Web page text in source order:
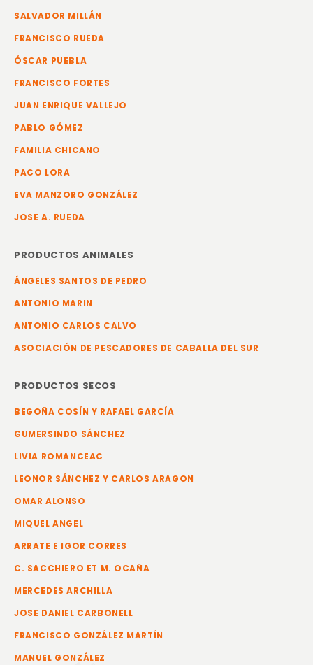
SALVADOR MILLÁN
FRANCISCO RUEDA
ÓSCAR PUEBLA
FRANCISCO FORTES
JUAN ENRIQUE VALLEJO
PABLO GÓMEZ
FAMILIA CHICANO
PACO LORA
EVA MANZORO GONZÁLEZ
JOSE A. RUEDA
PRODUCTOS ANIMALES
ÁNGELES SANTOS DE PEDRO
ANTONIO MARIN
ANTONIO CARLOS CALVO
ASOCIACIÓN DE PESCADORES DE CABALLA DEL SUR
PRODUCTOS SECOS
BEGOÑA COSÍN Y RAFAEL GARCÍA
GUMERSINDO SÁNCHEZ
LIVIA ROMANCEAC
LEONOR SÁNCHEZ Y CARLOS ARAGON
OMAR ALONSO
MIQUEL ANGEL
ARRATE E IGOR CORRES
C. SACCHIERO ET M. OCAÑA
MERCEDES ARCHILLA
JOSE DANIEL CARBONELL
FRANCISCO GONZÁLEZ MARTÍN
MANUEL GONZÁLEZ